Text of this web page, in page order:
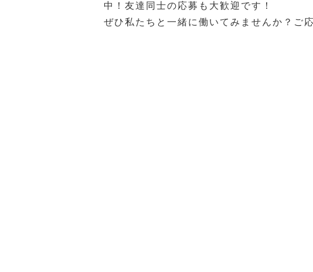
中！友達同士の応募も大歓迎です！
ぜひ私たちと一緒に働いてみませんか？ご